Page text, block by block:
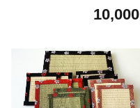
10,000